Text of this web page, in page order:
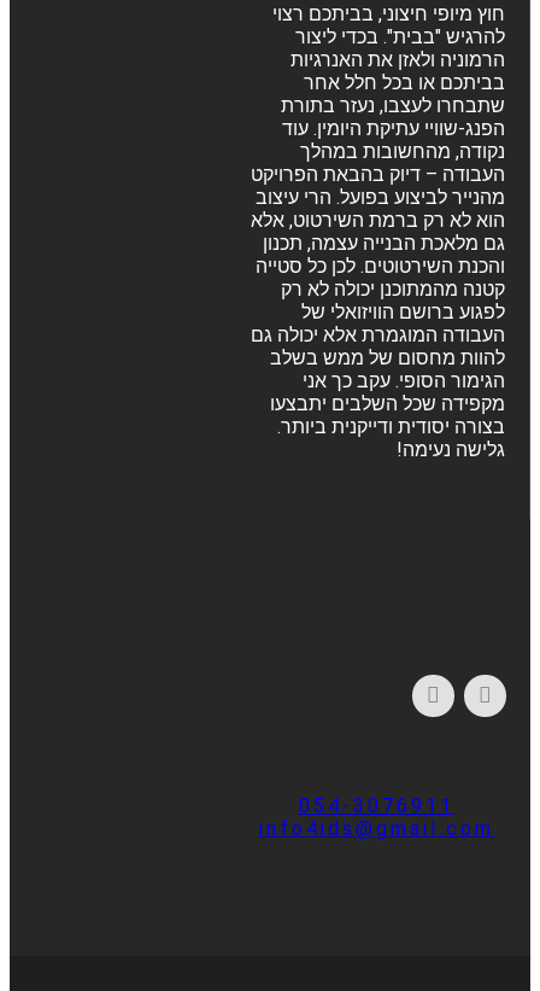
חוץ מיופי חיצוני, בביתכם רצוי
להרגיש "בבית". בכדי ליצור
הרמוניה ולאזן את האנרגיות
בביתכם או בכל חלל אחר
שתבחרו לעצבו, נעזר בתורת
הפנג-שוויי עתיקת היומין. עוד
נקודה, מהחשובות במהלך
העבודה – דיוק בהבאת הפרויקט
מהנייר לביצוע בפועל. הרי עיצוב
הוא לא רק ברמת השירטוט, אלא
גם מלאכת הבנייה עצמה, תכנון
והכנת השירטוטים. לכן כל סטייה
קטנה מהמתוכנן יכולה לא רק
לפגוע ברושם הוויזואלי של
העבודה המוגמרת אלא יכולה גם
להוות מחסום של ממש בשלב
הגימור הסופי. עקב כך אני
מקפידה שכל השלבים יתבצעו
בצורה יסודית ודייקנית ביותר.
גלישה נעימה!
054-3076911
info4ids@gmail.com